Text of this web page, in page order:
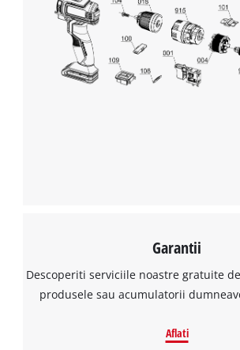
Garantii
Descoperiti serviciile noastre gratuite
produsele sau acumulatorii
Aflati